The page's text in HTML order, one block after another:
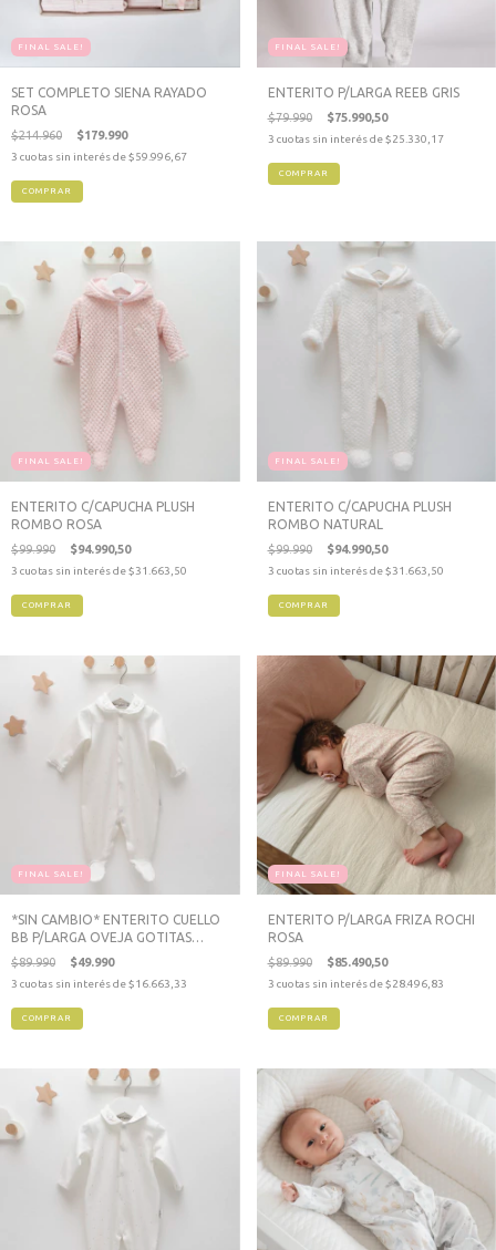
FINAL SALE!
SET COMPLETO SIENA RAYADO
ROSA
$214.960 $179.990
3 cuotas sin interés de$59.996,67
COMPRAR
FINAL SALE!
ENTERITO P/LARGA REEB GRIS
$79.990 $75.990,50
3 cuotas sin interés de$25.330,17
COMPRAR
FINAL SALE!
ENTERITO C/CAPUCHA PLUSH
ROMBO ROSA
$99.990 $94.990,50
3 cuotas sin interés de$31.663,50
COMPRAR
FINAL SALE!
ENTERITO C/CAPUCHA PLUSH
ROMBO NATURAL
$99.990 $94.990,50
3 cuotas sin interés de$31.663,50
COMPRAR
FINAL SALE!
*SIN CAMBIO* ENTERITO CUELLO
BB P/LARGA OVEJA GOTITAS
ROSA
$89.990 $49.990
3 cuotas sin interés de$16.663,33
COMPRAR
FINAL SALE!
ENTERITO P/LARGA FRIZA ROCHI
ROSA
$89.990 $85.490,50
3 cuotas sin interés de$28.496,83
COMPRAR